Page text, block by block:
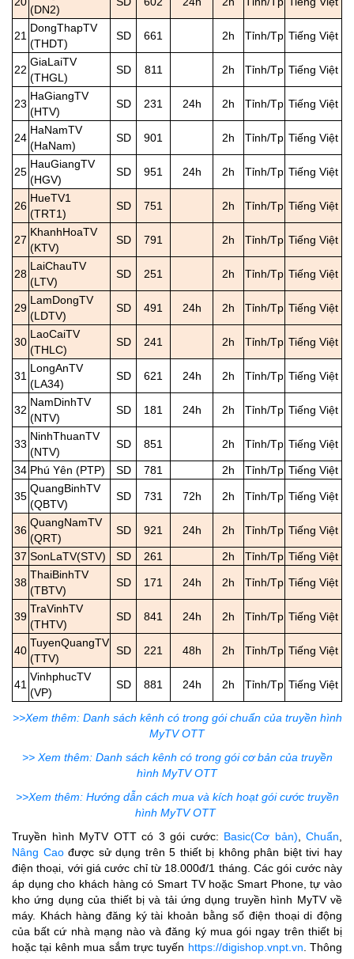
(DN2)
21
DongThapTV
(THDT)
SD 661 2h Tỉnh/Tp Tiếng Việt
22
GiaLaiTV
(THGL)
SD 811 2h Tỉnh/Tp Tiếng Việt
23
HaGiangTV
(HTV)
SD 231 24h 2h Tỉnh/Tp Tiếng Việt
24
HaNamTV
(HaNam)
SD 901 2h Tỉnh/Tp Tiếng Việt
25
HauGiangTV
(HGV)
SD 951 24h 2h Tỉnh/Tp Tiếng Việt
26
HueTV1
(TRT1)
SD 751 2h Tỉnh/Tp Tiếng Việt
27
KhanhHoaTV
(KTV)
SD 791 2h Tỉnh/Tp Tiếng Việt
28
LaiChauTV
(LTV)
SD 251 2h Tỉnh/Tp Tiếng Việt
29
LamDongTV
(LDTV)
SD 491 24h 2h Tỉnh/Tp Tiếng Việt
30
LaoCaiTV
(THLC)
SD 241 2h Tỉnh/Tp Tiếng Việt
31
LongAnTV
(LA34)
SD 621 24h 2h Tỉnh/Tp Tiếng Việt
32
NamDinhTV
(NTV)
SD 181 24h 2h Tỉnh/Tp Tiếng Việt
33
NinhThuanTV
(NTV)
SD 851 2h Tỉnh/Tp Tiếng Việt
34 Phú Yên (PTP) SD 781 2h Tỉnh/Tp Tiếng Việt
35
QuangBinhTV
(QBTV)
SD 731 72h 2h Tỉnh/Tp Tiếng Việt
36
QuangNamTV
(QRT)
SD 921 24h 2h Tỉnh/Tp Tiếng Việt
37 SonLaTV(STV) SD 261 2h Tỉnh/Tp Tiếng Việt
38
ThaiBinhTV
(TBTV)
SD 171 24h 2h Tỉnh/Tp Tiếng Việt
39
TraVinhTV
(THTV)
SD 841 24h 2h Tỉnh/Tp Tiếng Việt
40
TuyenQuangTV
(TTV)
SD 221 48h 2h Tỉnh/Tp Tiếng Việt
41
VinhphucTV
(VP)
SD 881 24h 2h Tỉnh/Tp Tiếng Việt
>>Xem thêm: Danh sách kênh có trong gói chuẩn của truyền hình
MyTV OTT
>> Xem thêm: Danh sách kênh có trong gói cơ bản của truyền
hình MyTV OTT
>>Xem thêm: Hướng dẫn cách mua và kích hoạt gói cước truyền
hình MyTV OTT
Truyền hình MyTV OTT có 3 gói cước: Basic(Cơ bản), Chuẩn,
Nâng Caođược sử dụng trên 5 thiết bị không phân biệt tivi hay
điện thoại, với giá cước chỉ từ 18.000đ/1 tháng. Các gói cước này
áp dụng cho khách hàng có Smart TV hoặc Smart Phone, tự vào
kho ứng dụng của thiết bị và tải ứng dụng truyền hình MyTV về
máy. Khách hàng đăng ký tài khoản bằng số điện thoại di động
của bất cứ nhà mạng nào và đăng ký mua gói ngay trên thiết bị
hoặc tại kênh mua sắm trực tuyến https://digishop.vnpt.vn. Thông